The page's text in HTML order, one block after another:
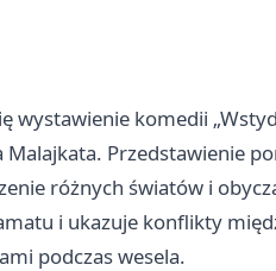
wystawienie komedii
Przedstawienie
różnych światów i
i ukazuje konflikty
podczas wesela.